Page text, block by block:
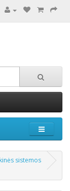
sistemos